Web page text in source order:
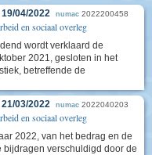
19/04/2022 numac 2022200458
en sociaal overleg
wordt verklaard de
2021, gesloten in het
betreffende de
21/03/2022 numac 2022040203
en sociaal overleg
2022, van het bedrag en de
verschuldigd door de